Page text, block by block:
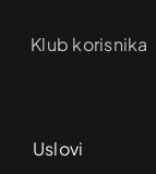
Klub korisnika
Uslovi